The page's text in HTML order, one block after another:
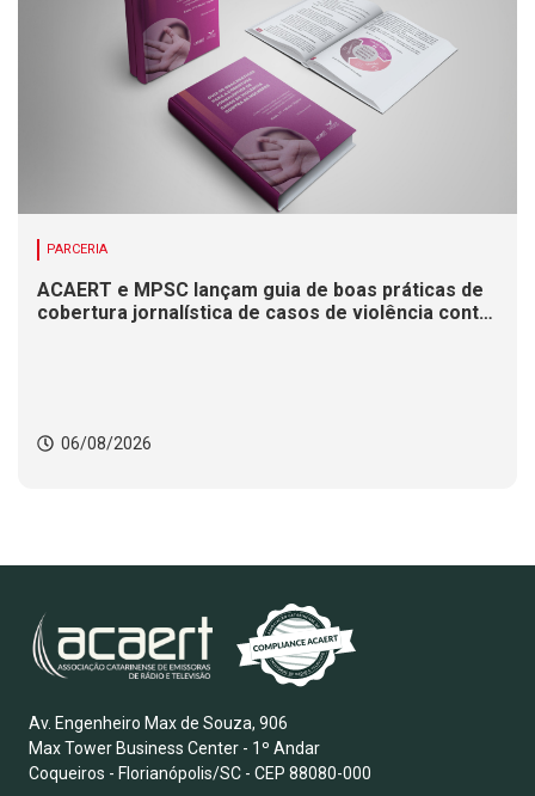
PARCERIA
ACAERT e MPSC lançam guia de boas práticas de
cobertura jornalística de casos de violência contra
06/08/2026
Av. Engenheiro Max de Souza, 906
Max Tower Business Center - 1º Andar
Coqueiros - Florianópolis/SC - CEP 88080-000